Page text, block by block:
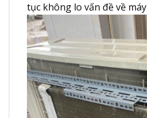
tục không lo vấn đề về máy